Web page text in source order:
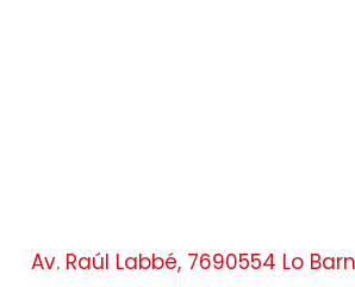
Av. Raúl Labbé, 7690554 Lo